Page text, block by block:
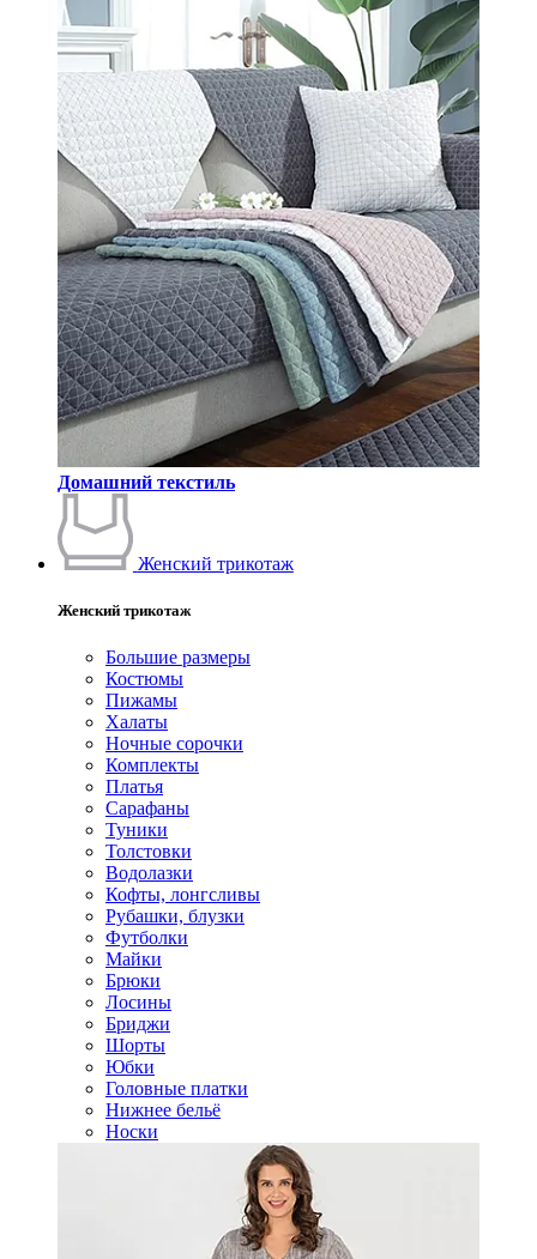
Домашний текстиль
Женский трикотаж
Женский трикотаж
Большие размеры
Костюмы
Пижамы
Халаты
Ночные сорочки
Комплекты
Платья
Сарафаны
Туники
Толстовки
Водолазки
Кофты, лонгсливы
Рубашки, блузки
Футболки
Майки
Брюки
Лосины
Бриджи
Шорты
Юбки
Головные платки
Нижнее бельё
Носки